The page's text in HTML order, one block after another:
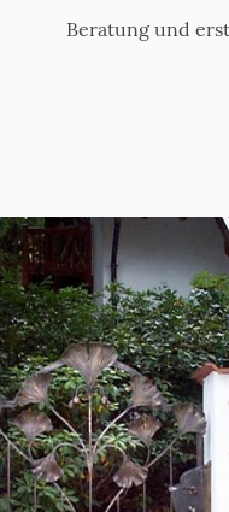
Beratung und